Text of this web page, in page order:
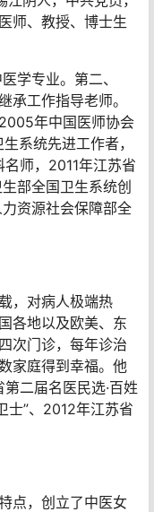
师、教授、博士生
学专业。第二、
承工作指导老师。
年中国医师协会
系统先进工作者，
师，2011年江苏省
部全国卫生系统创
资源社会保障部全
，对病人极端热
各地以及欧美、东
次门诊，每年诊治
家庭得到幸福。他
二届名医民选·百姓
士”、2012年江苏省
点，创立了中医女